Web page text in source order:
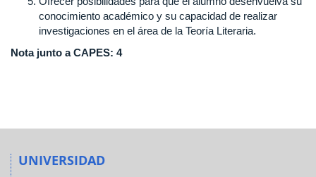
conocimiento académico y su capacidad de realizar
investigaciones en el área de la Teoría Literaria.
Nota junto a CAPES: 4
UNIVERSIDAD